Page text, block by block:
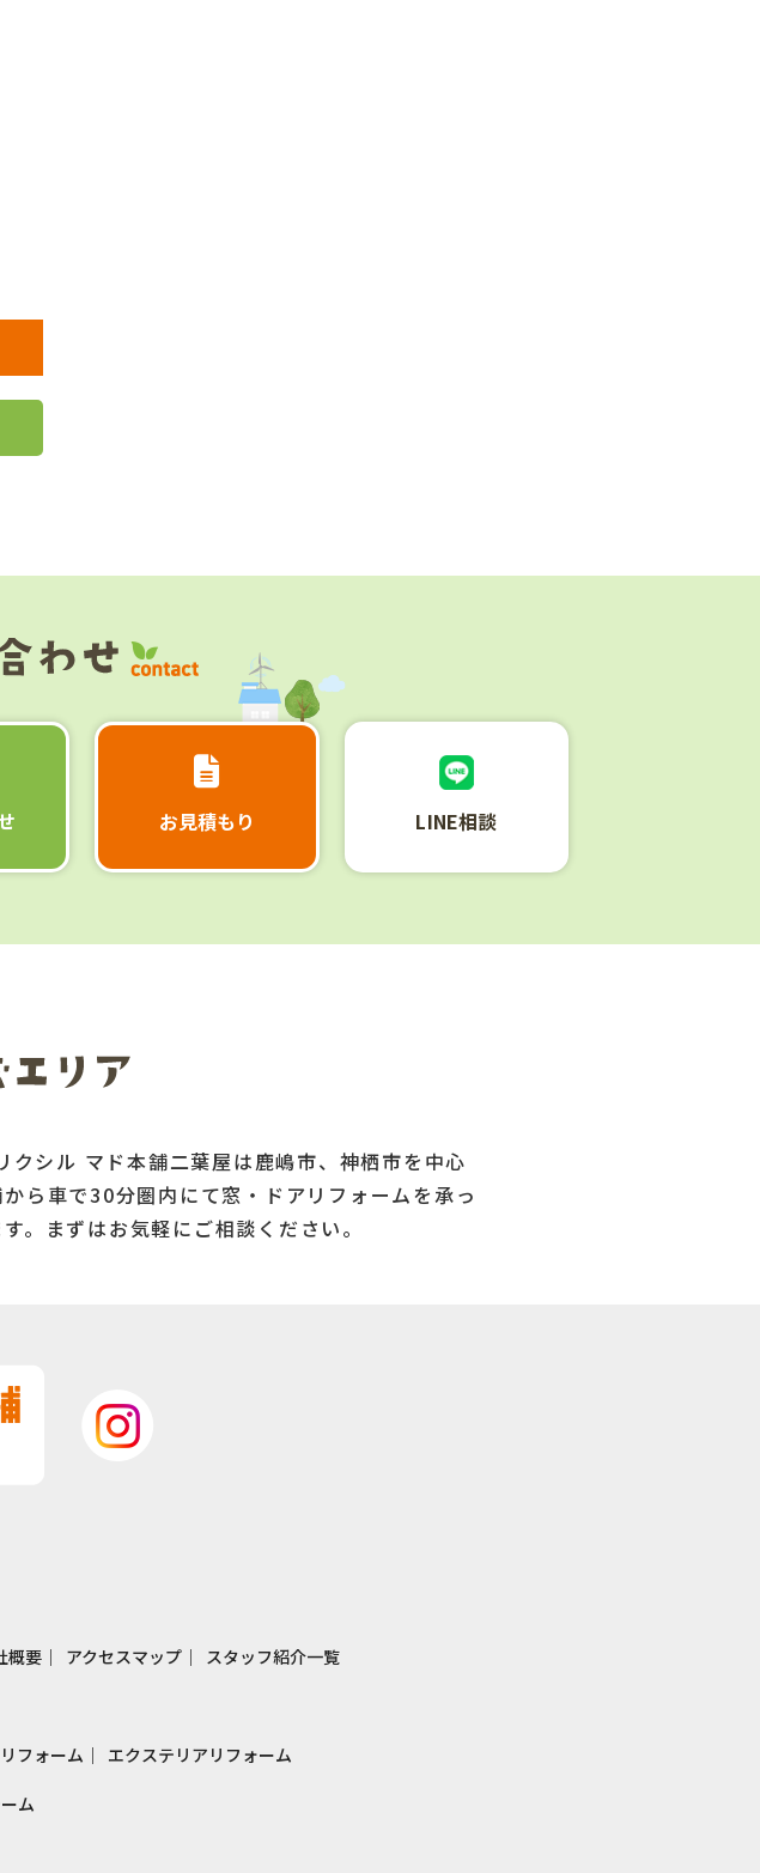
お見積もり LINE相談
クシル マド本舗二葉屋は鹿嶋市、神栖市を中心
ら車で30分圏内にて窓・ドアリフォームを承っ
。まずはお気軽にご相談ください。
概要 アクセスマップ スタッフ紹介一覧
フォーム エクステリアリフォーム
ム